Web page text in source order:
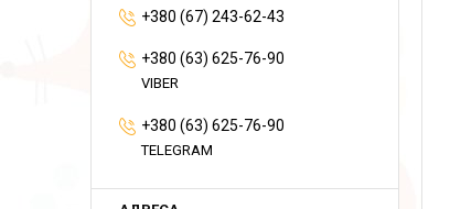
+380 (67) 243-62-43
+380 (63) 625-76-90
VIBER
+380 (63) 625-76-90
TELEGRAM